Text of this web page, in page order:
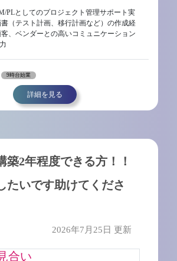
PLとしてのプロジェクト管理サポート実
（テスト計画、移行計画など）の作成経
、ベンダーとの高いコミュニケーション
9時台始業
詳細を見る
築2年程度できる方！！
たいです助けてくださ
2026年7月25日 更新
合い